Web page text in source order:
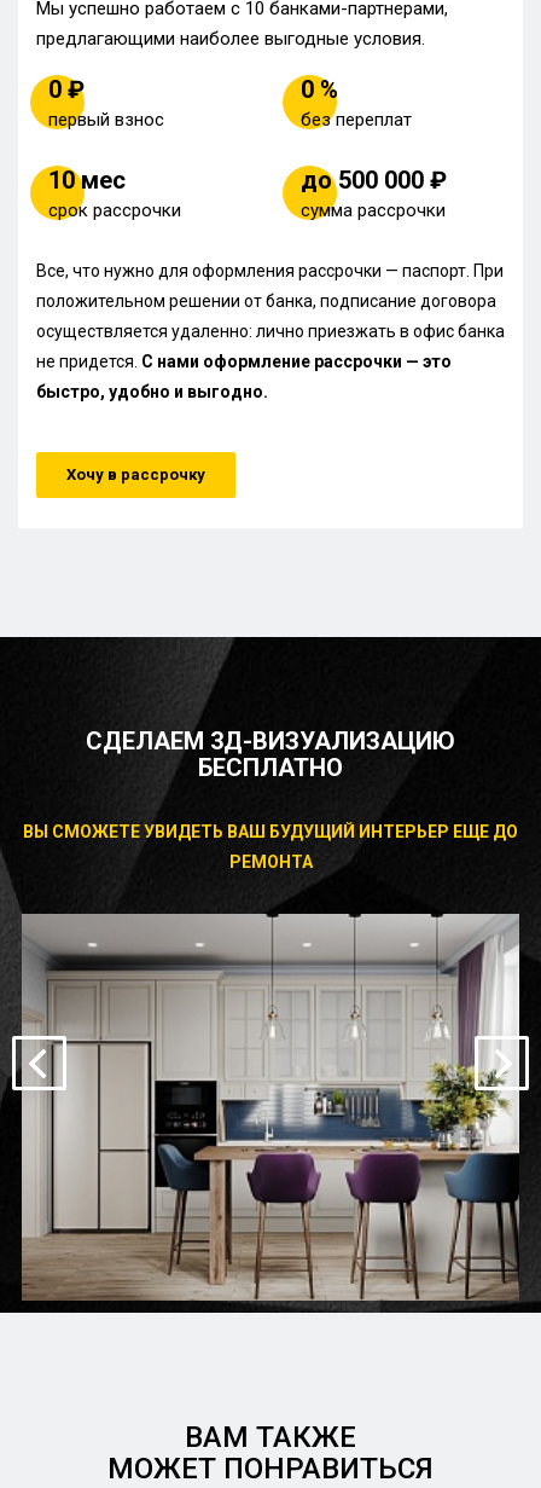
Мы успешно работаем с 10 банками-партнерами,
предлагающими наиболее выгодные условия.
0 ₽
первый взнос
0 %
без переплат
10 мес
срок рассрочки
до 500 000 ₽
сумма рассрочки
Все, что нужно для оформления рассрочки — паспорт. При
положительном решении от банка, подписание договора
осуществляется удаленно: лично приезжать в офис банка
не придется. С нами оформление рассрочки — это
быстро, удобно и выгодно.
Хочу в рассрочку
СДЕЛАЕМ 3Д-ВИЗУАЛИЗАЦИЮ
БЕСПЛАТНО
ВЫ СМОЖЕТЕ УВИДЕТЬ ВАШ БУДУЩИЙ ИНТЕРЬЕР ЕЩЕ ДО
РЕМОНТА
ВАМ ТАКЖЕ
МОЖЕТ ПОНРАВИТЬСЯ